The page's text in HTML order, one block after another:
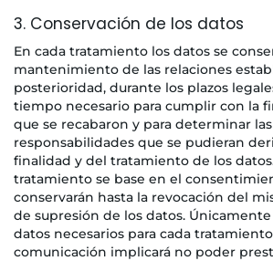
3. Conservación de los datos
En cada tratamiento los datos se
mantenimiento de las relaciones
posterioridad, durante los plazos
tiempo necesario para cumplir con la
que se recabaron y para determinar
responsabilidades que se pudieran
finalidad y del tratamiento de los
tratamiento se base en el
conservarán hasta la revocación del
de supresión de los datos.
datos necesarios para cada
comunicación implicará no poder